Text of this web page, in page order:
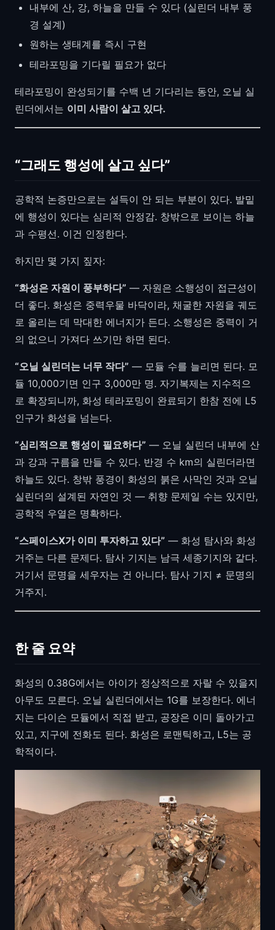
내부에 산, 강, 하늘을 만들 수 있다 (실린더 내부 풍
경 설계)
원하는 생태계를 즉시 구현
테라포밍을 기다릴 필요가 없다
테라포밍이 완성되기를 수백 년 기다리는 동안, 오닐 실
린더에서는 이미 사람이 살고 있다.
“그래도 행성에 살고 싶다”
공학적 논증만으로는 설득이 안 되는 부분이 있다. 발밑
에 행성이 있다는 심리적 안정감. 창밖으로 보이는 하늘
과 수평선. 이건 인정한다.
하지만 몇 가지 짚자:
“화성은 자원이 풍부하다” — 자원은 소행성이 접근성이
더 좋다. 화성은 중력우물 바닥이라, 채굴한 자원을 궤도
로 올리는 데 막대한 에너지가 든다. 소행성은 중력이 거
의 없으니 가져다 쓰기만 하면 된다.
“오닐 실린더는 너무 작다” — 모듈 수를 늘리면 된다. 모
듈 10,000기면 인구 3,000만 명. 자기복제는 지수적으
로 확장되니까, 화성 테라포밍이 완료되기 한참 전에 L5
인구가 화성을 넘는다.
“심리적으로 행성이 필요하다” — 오닐 실린더 내부에 산
과 강과 구름을 만들 수 있다. 반경 수 km의 실린더라면
하늘도 있다. 창밖 풍경이 화성의 붉은 사막인 것과 오닐
실린더의 설계된 자연인 것 — 취향 문제일 수는 있지만,
공학적 우열은 명확하다.
“스페이스X가 이미 투자하고 있다” — 화성 탐사와 화성
거주는 다른 문제다. 탐사 기지는 남극 세종기지와 같다.
거기서 문명을 세우자는 건 아니다. 탐사 기지 ≠ 문명의
거주지.
한 줄 요약
화성의 0.38G에서는 아이가 정상적으로 자랄 수 있을지
아무도 모른다. 오닐 실린더에서는 1G를 보장한다. 에너
지는 다이슨 모듈에서 직접 받고, 공장은 이미 돌아가고
있고, 지구에 전화도 된다. 화성은 로맨틱하고, L5는 공
학적이다.